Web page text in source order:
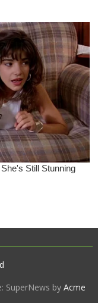
SuperNews byAcme